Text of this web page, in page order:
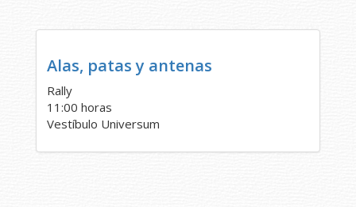
Alas, patas y antenas
Rally
11:00 horas
Vestíbulo Universum